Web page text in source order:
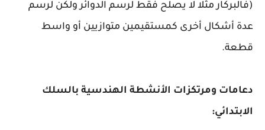
(فالبركار مثلا لا يصلح فقط لرسم الدوائر ولكن لرسم
عدة أشكال أخرى كمستقيمين متوازيين أو واسط
قطعة.
دعامات ومرتكزات الأنشطة الهندسية بالسلك
الابتدائي: